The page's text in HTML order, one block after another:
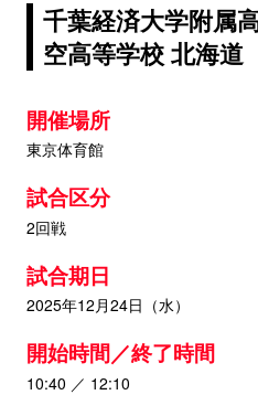
千葉経済大学附属
空高等学校 北海道
開催場所
東京体育館
試合区分
2回戦
試合期日
2025年12月24日（水）
開始時間／終了時間
10:40 ／ 12:10